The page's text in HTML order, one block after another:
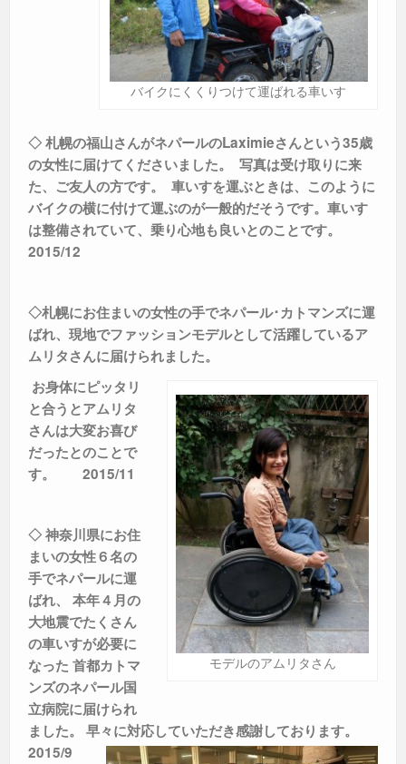
バイクにくくりつけて運ばれる車いす
◇ 札幌の福山さんがネパールのLaximieさんという35歳
の女性に届けてくださいました。
写真は受け取りに来
た、ご友人の方です。
車いすを運ぶときは、このように
バイクの横に付けて運ぶのが一般的だそうです。車いす
は整備されていて、乗り心地も良いとのことです。
2015/12
◇札幌にお住まいの女性の手でネパール･カトマンズに運
ばれ、現地でファッションモデルとして活躍しているア
ムリタさんに届けられました。
モデルのアムリタさん
お身体にピッタリ
と合うとアムリタ
さんは大変お喜び
だったとのことで
す。 2015/11
◇神奈川県にお住
まいの女性６名の
手でネパールに運
ばれ、 本年４月の
大地震でたくさん
の車いすが必要に
なった 首都カトマ
ンズのネパール国
立病院に届けられ
ました。 早々に対応していただき感謝しております。
2015/9